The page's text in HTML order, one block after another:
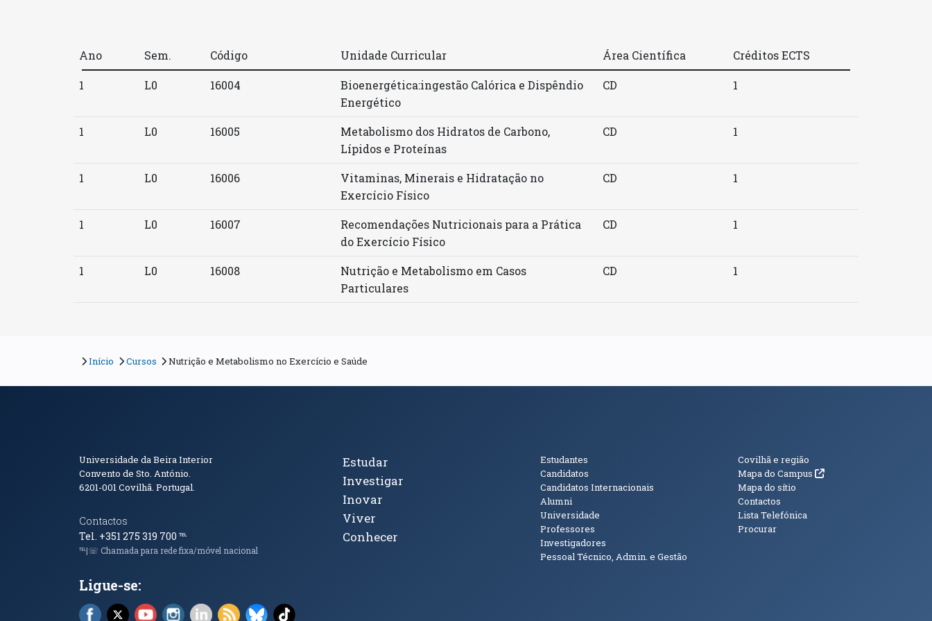
Ano Sem. Código Unidade Curricular Área Científica Créditos ECTS
1 L0 16004
Bioenergética:ingestão Calórica e Dispêndio
Energético
CD 1
1 L0 16005
Metabolismo dos Hidratos de Carbono,
Lípidos e Proteínas
CD 1
1 L0 16006
Vitaminas, Minerais e Hidratação no
Exercício Físico
CD 1
1 L0 16007
Recomendações Nutricionais para a Prática
do Exercício Físico
CD 1
1 L0 16008
Nutrição e Metabolismo em Casos
Particulares
CD 1
Início Cursos Nutrição e Metabolismo no Exercício e Saúde
Informações de Contacto
Universidade da Beira Interior
Convento de Sto. António.
6201-001Covilhã. Portugal.
Contactos
Tel. +351 275 319 700 ℡
℡|☏ Chamada para rede fixa/móvel nacional
Ligue-se:
Facebook (abre em nova janela)
X (abre em nova janela)
YouTube (abre em nova janela)
Instagram (abre em nova janela)
LinkedIn (abre em nova janela)
RSS (abre em nova janela)
Bluesky (abre em nova janela)
TikTok (abre em nova janela)
Tópicos Principais
Estudar
Investigar
Inovar
Viver
Conhecer
Públicos
Estudantes
Candidatos
Candidatos Internacionais
Alumni
Universidade
Professores
Investigadores
Pessoal Técnico, Admin. e Gestão
Informações
Covilhã e região
Mapa do Campus (abre em nova janela)
Mapa do sítio
Contactos
Lista Telefónica
Procurar